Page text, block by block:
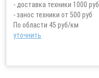
- доставка техники 1000 руб.
- занос техники от 500 руб
По области 45 руб/км
уточнить